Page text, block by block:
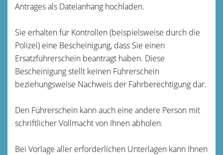
Antrages als Dateianhang hochladen.
Sie erhalten für Kontrollen (beispielsweise durch die
Polizei) eine Bescheinigung, dass Sie einen
Ersatzführerschein beantragt haben. Diese
Bescheinigung stellt keinen Führerschein
beziehungsweise Nachweis der Fahrberechtigung dar.
Den Führerschein kann auch eine andere Person mit
schriftlicher Vollmacht von Ihnen abholen.
Bei Vorlage aller erforderlichen Unterlagen kann Ihnen